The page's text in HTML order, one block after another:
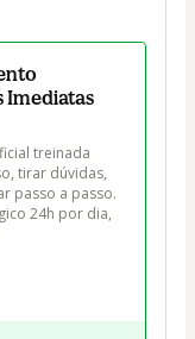
Imediatas
treinada
tirar dúvidas,
passo a passo.
24h por dia,